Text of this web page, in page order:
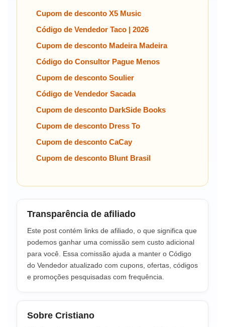
Cupom de desconto X5 Music
Código de Vendedor Taco | 2026
Cupom de desconto Madeira Madeira
Código do Consultor Pague Menos
Cupom de desconto Soulier
Código de Vendedor Sacada
Cupom de desconto DarkSide Books
Cupom de desconto Dress To
Cupom de desconto CaCay
Cupom de desconto Blunt Brasil
Transparência de afiliado
Este post contém links de afiliado, o que significa que
podemos ganhar uma comissão sem custo adicional
para você. Essa comissão ajuda a manter o Código
do Vendedor atualizado com cupons, ofertas, códigos
e promoções pesquisadas com frequência.
Sobre Cristiano